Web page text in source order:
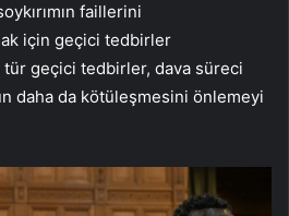
faillerini
için geçici tedbirler
tür geçici tedbirler, dava süreci
daha da kötüleşmesini önlemeyi